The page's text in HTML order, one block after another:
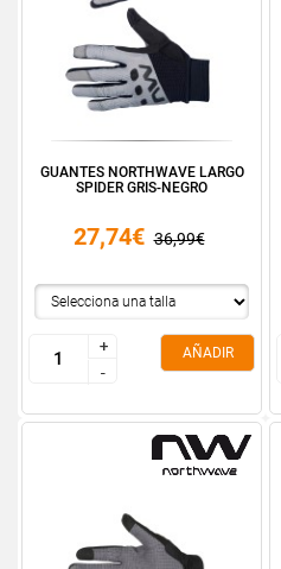
GUANTES NORTHWAVE LARGO
SPIDER GRIS-NEGRO
27,74€ 36,99€
+
-
+
-
AÑADIR